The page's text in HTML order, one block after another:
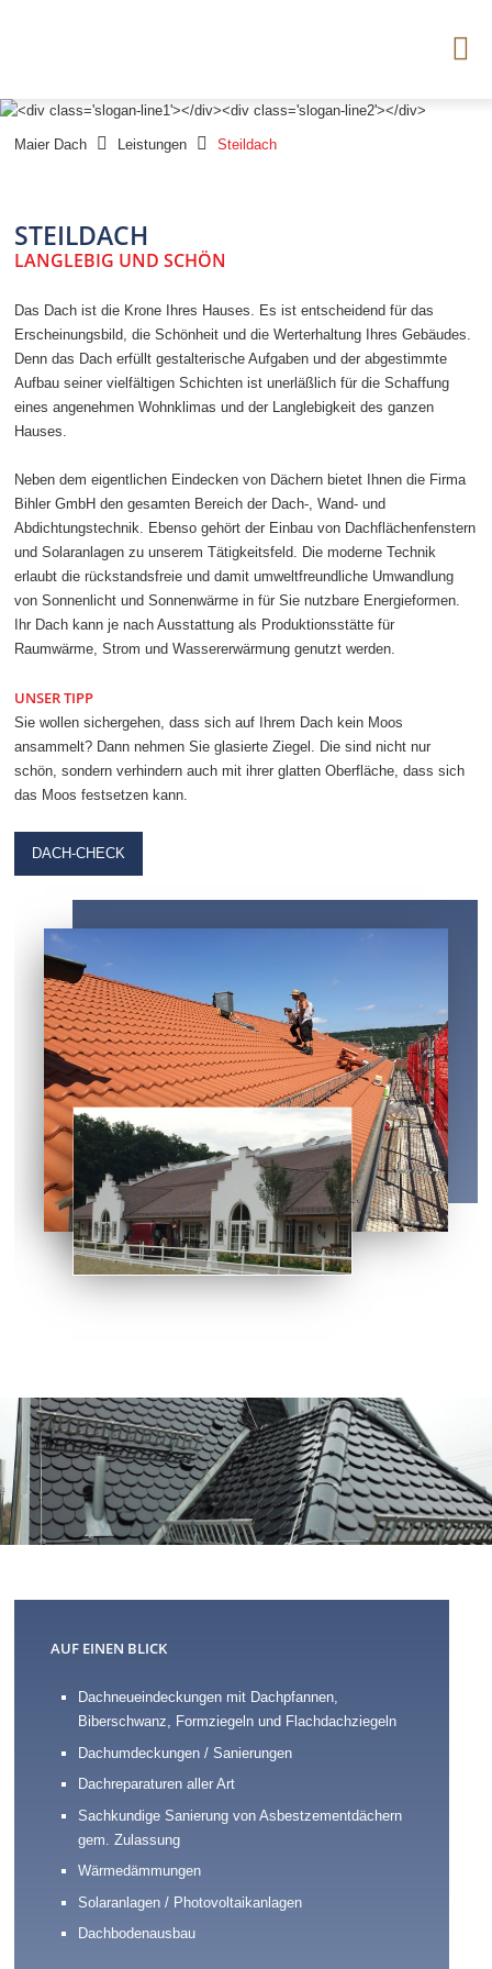

Maier Dach  Leistungen  Steildach
STEILDACH
LANGLEBIG UND SCHÖN
Das Dach ist die Krone Ihres Hauses. Es ist entscheidend für das
Erscheinungsbild, die Schönheit und die Werterhaltung Ihres Gebäudes.
Denn das Dach erfüllt gestalterische Aufgaben und der abgestimmte
Aufbau seiner vielfältigen Schichten ist unerläßlich für die Schaffung
eines angenehmen Wohnklimas und der Langlebigkeit des ganzen
Hauses.
Neben dem eigentlichen Eindecken von Dächern bietet Ihnen die Firma
Bihler GmbH den gesamten Bereich der Dach-, Wand- und
Abdichtungstechnik. Ebenso gehört der Einbau von Dachflächenfenstern
und Solaranlagen zu unserem Tätigkeitsfeld. Die moderne Technik
erlaubt die rückstandsfreie und damit umweltfreundliche Umwandlung
von Sonnenlicht und Sonnenwärme in für Sie nutzbare Energieformen.
Ihr Dach kann je nach Ausstattung als Produktionsstätte für
Raumwärme, Strom und Wassererwärmung genutzt werden.
UNSER TIPP
Sie wollen sichergehen, dass sich auf Ihrem Dach kein Moos
ansammelt? Dann nehmen Sie glasierte Ziegel. Die sind nicht nur
schön, sondern verhindern auch mit ihrer glatten Oberfläche, dass sich
das Moos festsetzen kann.
DACH-CHECK
AUF EINEN BLICK
Dachneueindeckungen mit Dachpfannen,
Biberschwanz, Formziegeln und Flachdachziegeln
Dachumdeckungen / Sanierungen
Dachreparaturen aller Art
Sachkundige Sanierung von Asbestzementdächern
gem. Zulassung
Wärmedämmungen
Solaranlagen / Photovoltaikanlagen
Dachbodenausbau